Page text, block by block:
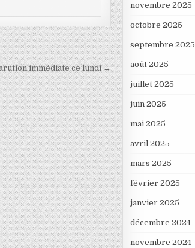
immédiate ce lundi →
novembre 2025
octobre 2025
septembre 2025
août 2025
juillet 2025
juin 2025
mai 2025
avril 2025
mars 2025
février 2025
janvier 2025
décembre 2024
novembre 2024